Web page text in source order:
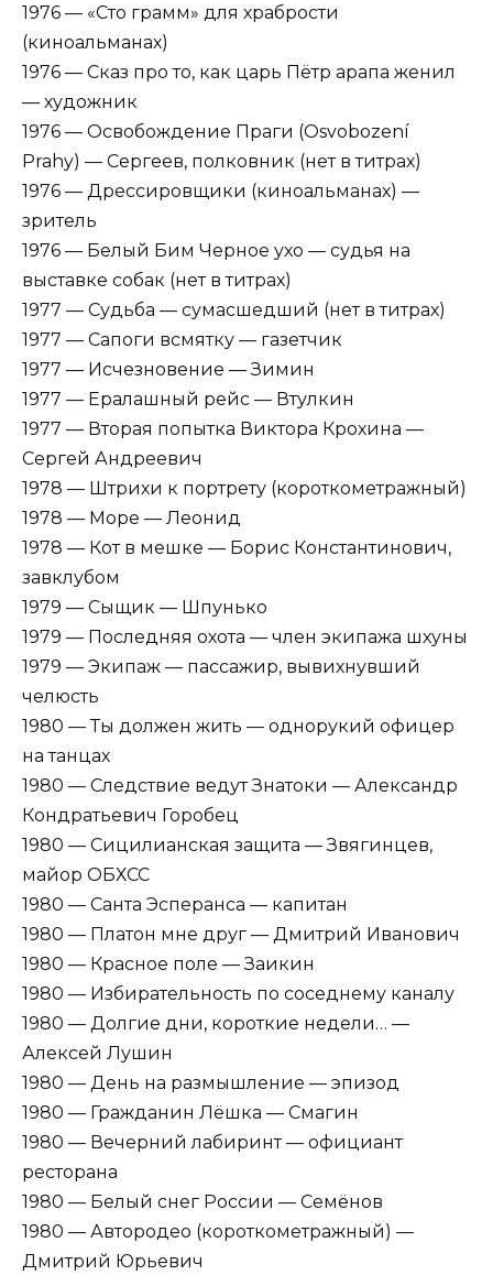
1976 — «Сто грамм» для храбрости
(киноальманах)
1976 — Сказ про то, как царь Пётр арапа женил
— художник
1976 — Освобождение Праги (Osvobození
Prahy) — Сергеев, полковник (нет в титрах)
1976 — Дрессировщики (киноальманах) —
зритель
1976 — Белый Бим Черное ухо — судья на
выставке собак (нет в титрах)
1977 — Судьба — сумасшедший (нет в титрах)
1977 — Сапоги всмятку — газетчик
1977 — Исчезновение — Зимин
1977 — Ералашный рейс — Втулкин
1977 — Вторая попытка Виктора Крохина —
Сергей Андреевич
1978 — Штрихи к портрету (короткометражный)
1978 — Море — Леонид
1978 — Кот в мешке — Борис Константинович,
завклубом
1979 — Сыщик — Шпунько
1979 — Последняя охота — член экипажа шхуны
1979 — Экипаж — пассажир, вывихнувший
челюсть
1980 — Ты должен жить — однорукий офицер
на танцах
1980 — Следствие ведут Знатоки — Александр
Кондратьевич Горобец
1980 — Сицилианская защита — Звягинцев,
майор ОБХСС
1980 — Санта Эсперанса — капитан
1980 — Платон мне друг — Дмитрий Иванович
1980 — Красное поле — Заикин
1980 — Избирательность по соседнему каналу
1980 — Долгие дни, короткие недели… —
Алексей Лушин
1980 — День на размышление — эпизод
1980 — Гражданин Лёшка — Смагин
1980 — Вечерний лабиринт — официант
ресторана
1980 — Белый снег России — Семёнов
1980 — Автородео (короткометражный) —
Дмитрий Юрьевич